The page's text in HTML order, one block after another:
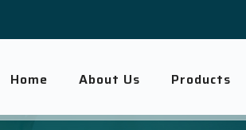
Home About Us Products